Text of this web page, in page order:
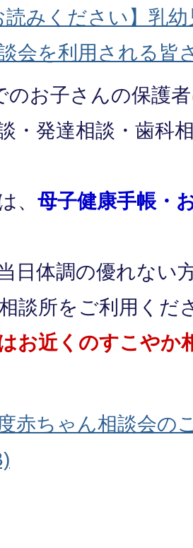
読みください】乳
会を利用される皆
のお子さんの保護
・発達相談・歯科
、 母子健康手帳・
日体調の優れない
談所をご利用くだ
お近くのすこやか
赤ちゃん相談会の